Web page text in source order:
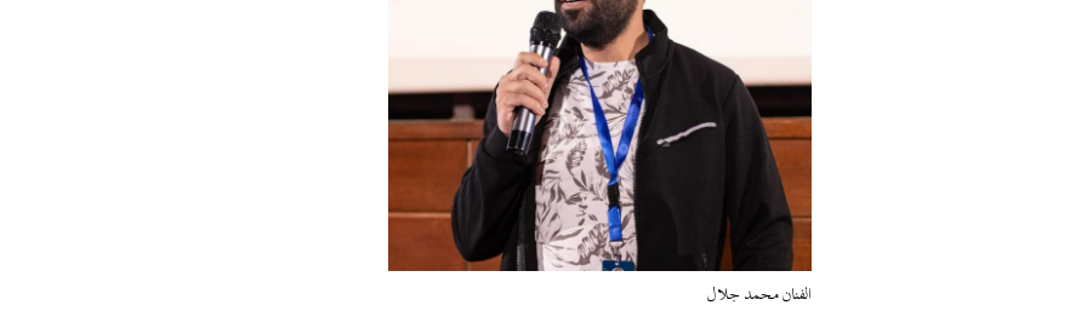
الفنان محمد جلال